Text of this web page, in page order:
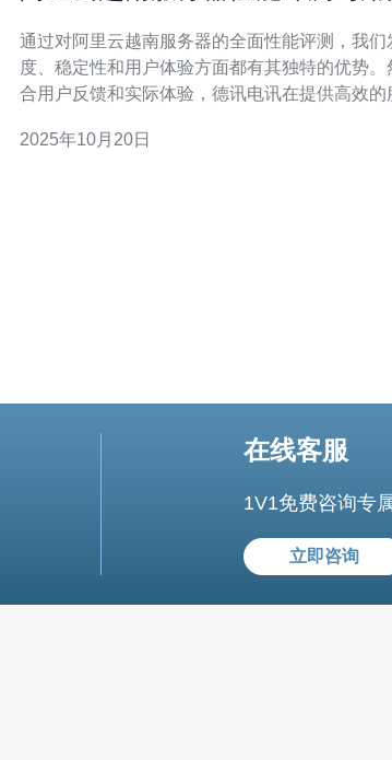
通过对阿里云越南服务器的全面性能评测，我们
度、稳定性和用户体验方面都有其独特的优势。
合用户反馈和实际体验，德讯电讯在提供高效的
南服务器概述 阿里云作为全球知名的云计算服务
2025年10月20日
在线客服
1V1免费咨询专
立即咨询